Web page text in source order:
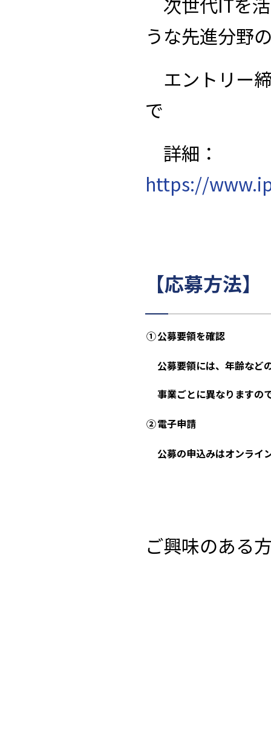
うな先進分野
エントリ
で
詳細：
https://
【応募方法】
①公募要領を確認
公募要領には、年齢など
事業ごとに異なりますの
②電子申請
公募の申込みはオンライ
ご興味のある